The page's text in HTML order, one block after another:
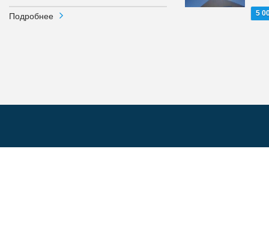
Подробнее 5